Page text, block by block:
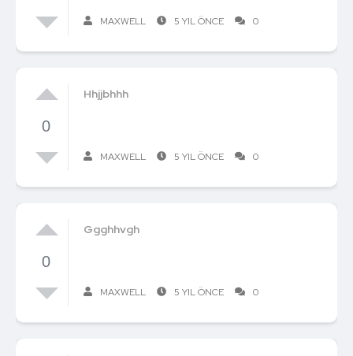
MAXWELL 5 YIL ÖNCE 0
0
Hhjjbhhh
MAXWELL 5 YIL ÖNCE 0
0
Ggghhvgh
MAXWELL 5 YIL ÖNCE 0